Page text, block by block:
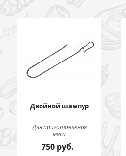
Двойной шампур
Для приготовления
мяса
750 руб.